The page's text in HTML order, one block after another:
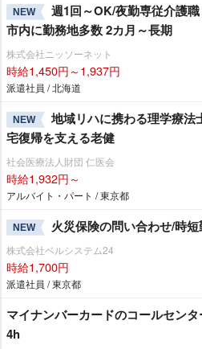
NEW
週1回～OK/夜勤専従介護
市内に勤務地多数 2カ月～長期
株式会社ニッソーネット
時給1,450円～1,937円
派遣社員 / 北海道
NEW
地域リハに携わる理学療法
宅復帰を支える老健
社会医療法人財団 仁医会
時給1,932円～
アルバイト・パート / 東京都
NEW 火災保険の問い合わせ/時
株式会社ベルシステム24
時給1,700円
派遣社員 / 東京都
マイナンバーカードのコールセン
4h